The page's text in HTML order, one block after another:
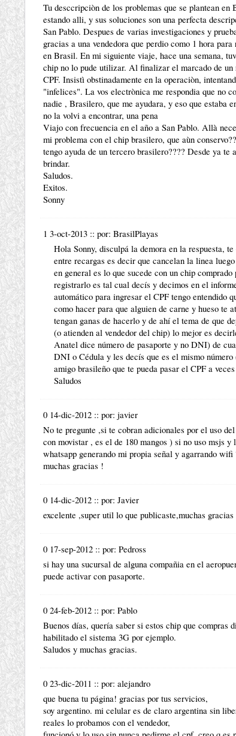
Tu desccripciòn de los problemas que se plantean
estando alli, y sus soluciones son una perfecta
San Pablo. Despues de varias investigaciones y
gracias a una vendedora que perdio como 1 hora
en Brasil. En mi siguiente viaje, hace una semana,
chip no lo pude utilizar. Al finalizar el marcado de
CPF. Insistì obstinadamente en la operaciòn,
"infelices". La vos electrònica me respondia que no
nadie , Brasilero, que me ayudara, y eso que estaba
no la volvi a encontrar, una pena
Viajo con frecuencia en el año a San Pablo. Allà
mi problema con el chip brasilero, que aùn
tengo ayuda de un tercero brasilero???? Desde ya te
brindar.
Saludos.
Exitos.
Sonny
1 3-oct-2013 :: por: BrasilPlayas
Hola Sonny, disculpá la demora en la respuesta,
entre recargas es decir que cancelan la linea
en general es lo que sucede con un chip
registrarlo es tal cual decís y decimos en el
automático para ingresar el CPF tengo entendido
como hacer para que alguien de carne y hueso te
tengan ganas de hacerlo y de ahí el tema de que
(o atienden al vendedor del chip) lo mejor es
Anatel dice número de pasaporte y no DNI) de
DNI o Cédula y les decís que es el mismo
amigo brasileño que te pueda pasar el CPF a
Saludos
0 14-dic-2012 :: por: javier
No te pregunte ,si te cobran adicionales por el uso
con movistar , es el de 180 mangos ) si no uso msjs
whatsapp generando mi propia señal y agarrando wifi
muchas gracias !
0 14-dic-2012 :: por: Javier
excelente ,super util lo que publicaste,muchas
0 17-sep-2012 :: por: Pedross
si hay una sucursal de alguna compañia en el
puede activar con pasaporte.
0 24-feb-2012 :: por: Pablo
Buenos días, quería saber si estos chip que
habilitado el sistema 3G por ejemplo.
Saludos y muchas gracias.
0 23-dic-2011 :: por: alejandro
que buena tu página! gracias por tus servicios,
soy argentino. mi celular es de claro argentina sin
reales lo probamos con el vendedor,